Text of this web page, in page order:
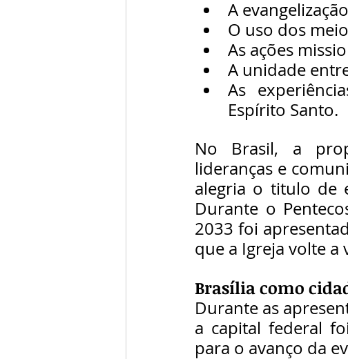
A
O uso dos
As ações
A unidade
As
Espírito Santo.
No Brasil, a
lideranças e
alegria o titulo de
Durante o
2033 foi
que a Igreja volte a
Brasília como
Durante as
a capital federal
para o avanço da